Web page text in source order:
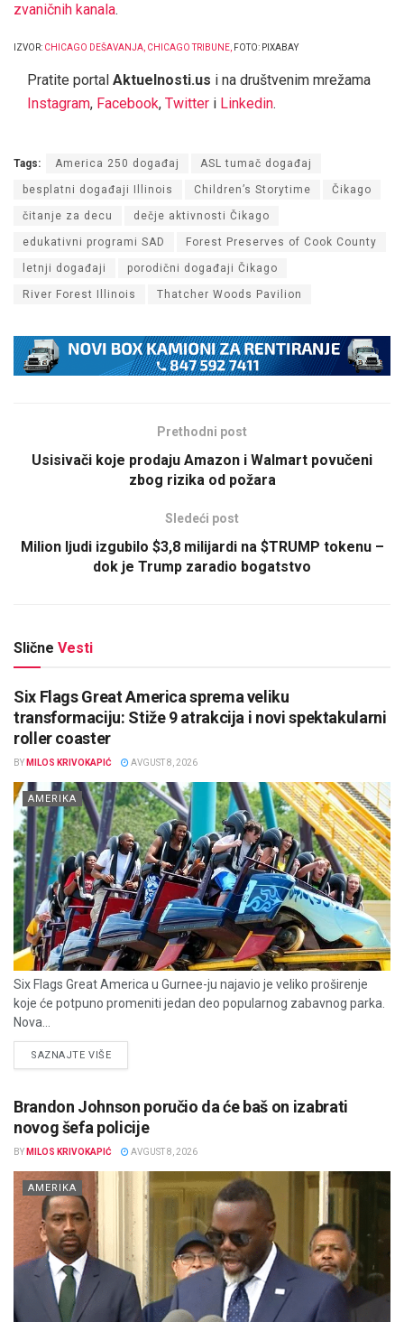
zvaničnih kanala.
IZVOR: CHICAGO DEŠAVANJA, CHICAGO TRIBUNE, FOTO: PIXABAY
Pratite portal Aktuelnosti.us i na društvenim mrežama
Instagram, Facebook, Twitter i Linkedin.
Tags: America 250 događaj ASL tumač događaj
besplatni događaji Illinois Children’s Storytime Čikago
čitanje za decu dečje aktivnosti Čikago
edukativni programi SAD Forest Preserves of Cook County
letnji događaji porodični događaji Čikago
River Forest Illinois Thatcher Woods Pavilion
Prethodni post
Usisivači koje prodaju Amazon i Walmart povučeni
zbog rizika od požara
Sledeći post
Milion ljudi izgubilo $3,8 milijardi na $TRUMP tokenu –
dok je Trump zaradio bogatstvo
Slične Vesti
Six Flags Great America sprema veliku
transformaciju: Stiže 9 atrakcija i novi spektakularni
roller coaster
BY MILOS KRIVOKAPIĆ AVGUST 8, 2026
AMERIKA
Six Flags Great America u Gurnee-ju najavio je veliko proširenje
koje će potpuno promeniti jedan deo popularnog zabavnog parka.
Nova...
SAZNAJTE VIŠEDETAILS
Brandon Johnson poručio da će baš on izabrati
novog šefa policije
BY MILOS KRIVOKAPIĆ AVGUST 8, 2026
AMERIKA